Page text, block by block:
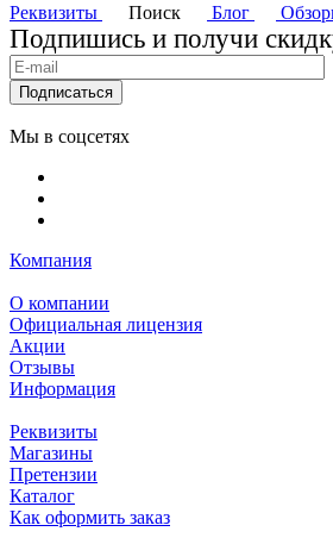
Реквизиты
Поиск Блог
Подпишись и получи
Подписаться
Мы в соцсетях
Компания
О компании
Официальная лицензия
Акции
Отзывы
Информация
Реквизиты
Магазины
Претензии
Каталог
Как оформить заказ